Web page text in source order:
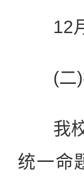
12月
(二)
我校
统一命